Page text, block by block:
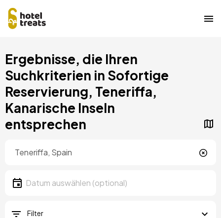
zum
Inhalt
Ergebnisse, die Ihren
Suchkriterien in Sofortige
Reservierung, Teneriffa,
Kanarische Inseln
entsprechen
Datum
Datum auswählen
Filter